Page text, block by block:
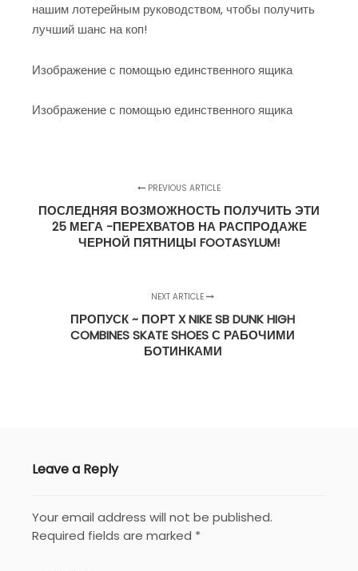
нашим лотерейным руководством, чтобы получить
лучший шанс на коп!
Изображение с помощью единственного ящика
Изображение с помощью единственного ящика
PREVIOUS ARTICLE
ПОСЛЕДНЯЯ ВОЗМОЖНОСТЬ ПОЛУЧИТЬ ЭТИ
25 МЕГА -ПЕРЕХВАТОВ НА РАСПРОДАЖЕ
ЧЕРНОЙ ПЯТНИЦЫ FOOTASYLUM!
NEXT ARTICLE
ПРОПУСК ~ ПОРТ X NIKE SB DUNK HIGH
COMBINES SKATE SHOES С РАБОЧИМИ
БОТИНКАМИ
Leave a Reply
Your email address will not be published.
Required fields are marked *